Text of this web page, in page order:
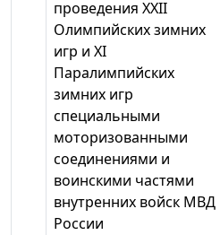
проведения XXII
Олимпийских зимних
игр и XI
Паралимпийских
зимних игр
специальными
моторизованными
соединениями и
воинскими частями
внутренних войск МВД
России